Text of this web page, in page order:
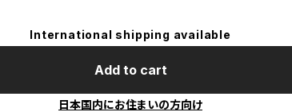
International shipping available
Add to cart
日本国内にお住まいの方向け